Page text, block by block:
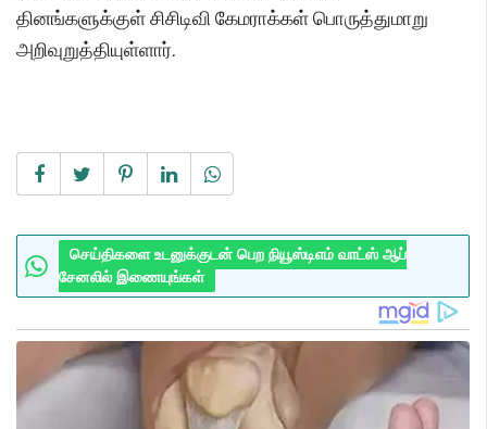
தினங்களுக்குள் சிசிடிவி கேமராக்கள் பொருத்துமாறு
அறிவுறுத்தியுள்ளார்.
செய்திகளை உடனுக்குடன் பெற நியூஸ்டிஎம் வாட்ஸ் ஆப்
சேனலில் இணையுங்கள்